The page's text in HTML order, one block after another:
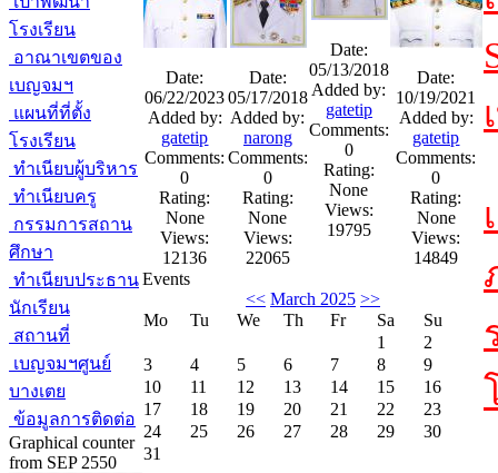
โรงเรียน
อาณาเขตของ
เบญจมฯ
แผนที่ที่ตั้ง
โรงเรียน
ทำเนียบผู้บริหาร
ทำเนียบครู
กรรมการสถาน
ศึกษา
ทำเนียบประธาน
นักเรียน
สถานที่
เบญจมฯศูนย์
บางเตย
ข้อมูลการติดต่อ
Graphical counter
from SEP 2550
Date:
06/22/2023
Added by:
gatetip
Comments:
0
Rating:
None
Views:
12136
Date:
05/17/2018
Added by:
narong
Comments:
0
Rating:
None
Views:
22065
Date:
05/13/2018
Added by:
gatetip
Comments:
0
Rating:
None
Views:
19795
Date:
10/19/2021
Added by:
gatetip
Comments:
0
Rating:
None
Views:
14849
Events
<< March 2025 >>
Mo
Tu We Th Fr Sa
Su
1
2
3
4 5 6 7 8
9
10
11 12 13 14 15
16
17
18 19 20 21 22
23
24
25 26 27 28 29
30
31